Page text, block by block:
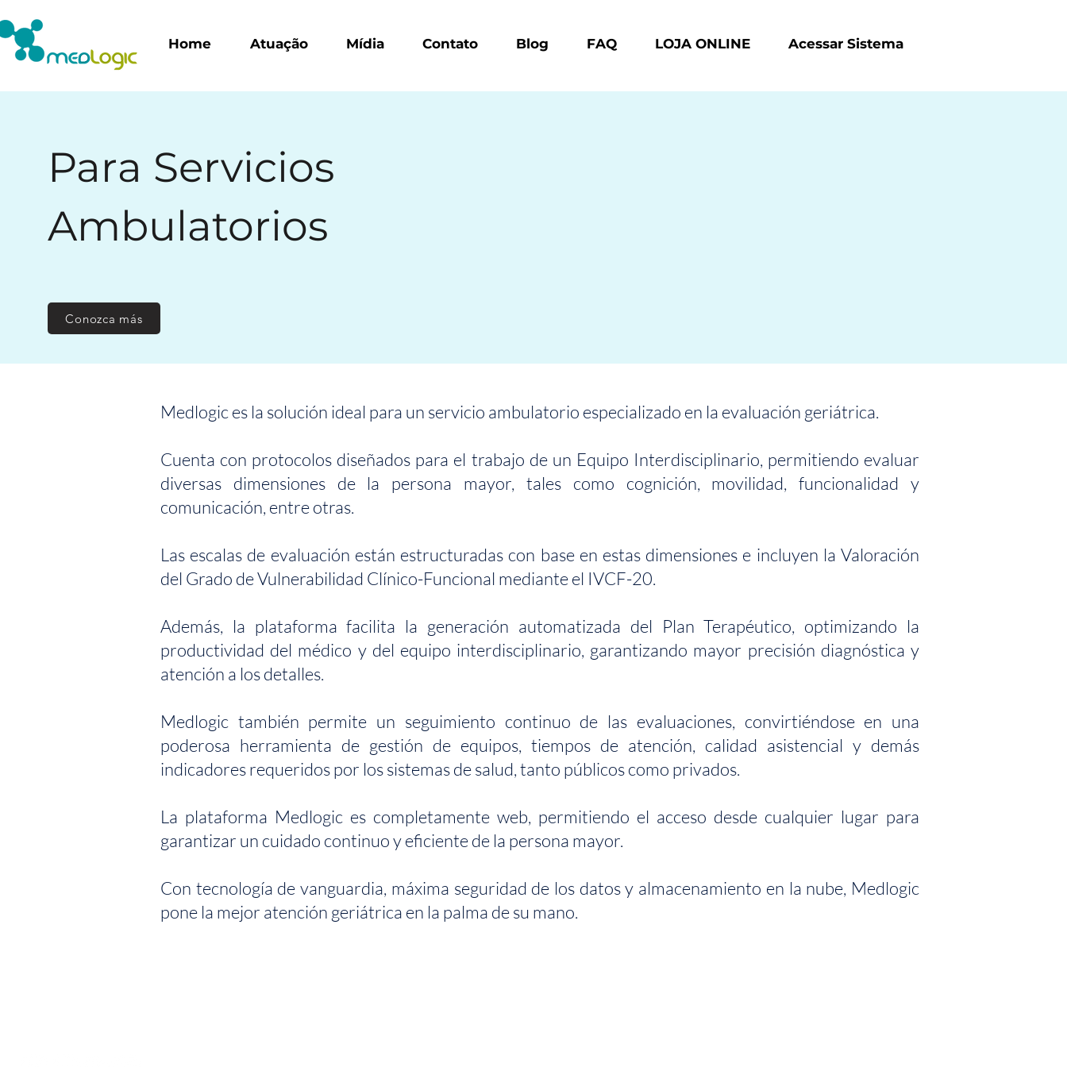
Home Atuação Mídia Contato Blog FAQ LOJA ONLINE Acessar Sistema
Para Servicios
Ambulatorios
Conozca más
Medlogic es la solución ideal para un servicio ambulatorio especializado en la evaluación geriátrica.
Cuenta con protocolos diseñados para el trabajo de un Equipo Interdisciplinario, permitiendo evaluar
diversas dimensiones de la persona mayor, tales como cognición, movilidad, funcionalidad y
comunicación, entre otras.
Las escalas de evaluación están estructuradas con base en estas dimensiones e incluyen la Valoración
del Grado de Vulnerabilidad Clínico-Funcional mediante el IVCF-20.
Además, la plataforma facilita la generación automatizada del Plan Terapéutico, optimizando la
productividad del médico y del equipo interdisciplinario, garantizando mayor precisión diagnóstica y
atención a los detalles.
Medlogic también permite un seguimiento continuo de las evaluaciones, convirtiéndose en una
poderosa herramienta de gestión de equipos, tiempos de atención, calidad asistencial y demás
indicadores requeridos por los sistemas de salud, tanto públicos como privados.
La plataforma Medlogic es completamente web, permitiendo el acceso desde cualquier lugar para
garantizar un cuidado continuo y eficiente de la persona mayor.
Con tecnología de vanguardia, máxima seguridad de los datos y almacenamiento en la nube, Medlogic
pone la mejor atención geriátrica en la palma de su mano.